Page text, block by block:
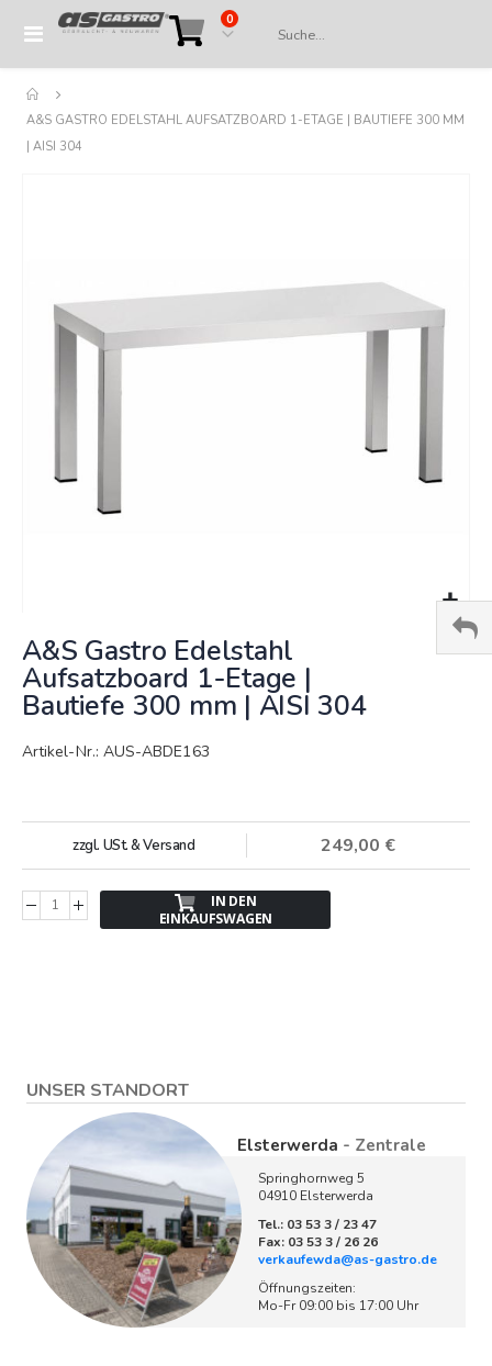
Navigation
Cart
0Artikel
A&S GASTRO EDELSTAHL AUFSATZBOARD 1-ETAGE | BAUTIEFE 300 MM
| AISI 304
zum
Anfang
der
Bildergalerie
A&S Gastro Edelstahl
Aufsatzboard 1-Etage |
Bautiefe 300 mm | AISI 304
Artikel-Nr.: AUS-ABDE163
249,00 €
zzgl. USt. & Versand
IN DEN
EINKAUFSWAGEN
UNSER STANDORT
Elsterwerda - Zentrale
Springhornweg 5
04910 Elsterwerda
Tel.: 03 53 3 / 23 47
Fax: 03 53 3 / 26 26
verkaufewda@as-gastro.de
Öffnungszeiten:
Mo-Fr 09:00 bis 17:00 Uhr